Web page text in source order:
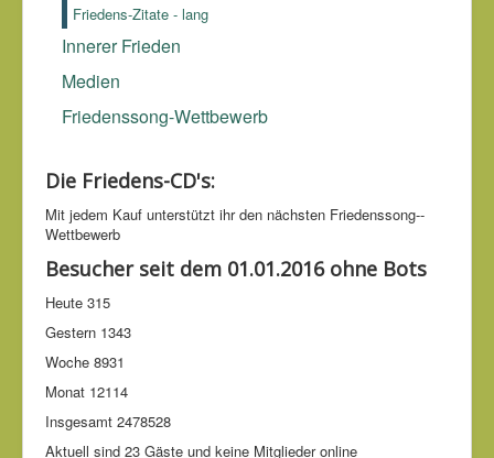
Friedens-Zitate - lang
Innerer Frieden
Medien
Friedenssong-Wettbewerb
Die Friedens-CD's:
Mit jedem Kauf unter­stützt ihr den nächsten Friedens­song-­
Wettbe­werb
Besucher seit dem 01.01.2016 ohne Bots
Heute 315
Gestern 1343
Woche 8931
Monat 12114
Insgesamt 2478528
Aktuell sind 23 Gäste und keine Mitglieder online